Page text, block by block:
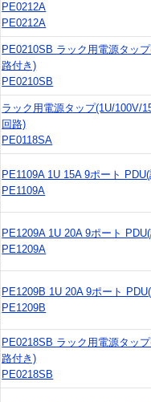
PE0212A
PE0212A
PE0210SB ラック用電源タッ
路付き)
PE0210SB
ラック用電源タップ(1U/100V/
回路)
PE0118SA
PE1109A 1U 15A 9ポート
PE1109A
PE1209A 1U 20A 9ポート
PE1209A
PE1209B 1U 20A 9ポート
PE1209B
PE0218SB ラック用電源タッ
路付き)
PE0218SB